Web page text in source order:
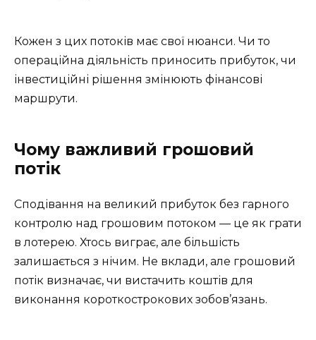
Кожен з цих потоків має свої нюанси. Чи то
операційна діяльність приносить прибуток, чи
інвестиційні рішення змінюють фінансові
маршрути.
Чому важливий грошовий
потік
Сподівання на великий прибуток без гарного
контролю над грошовим потоком — це як грати
в лотерею. Хтось виграє, але більшість
залишається з нічим. Не вклади, але грошовий
потік визначає, чи вистачить коштів для
виконання короткострокових зобов’язань.